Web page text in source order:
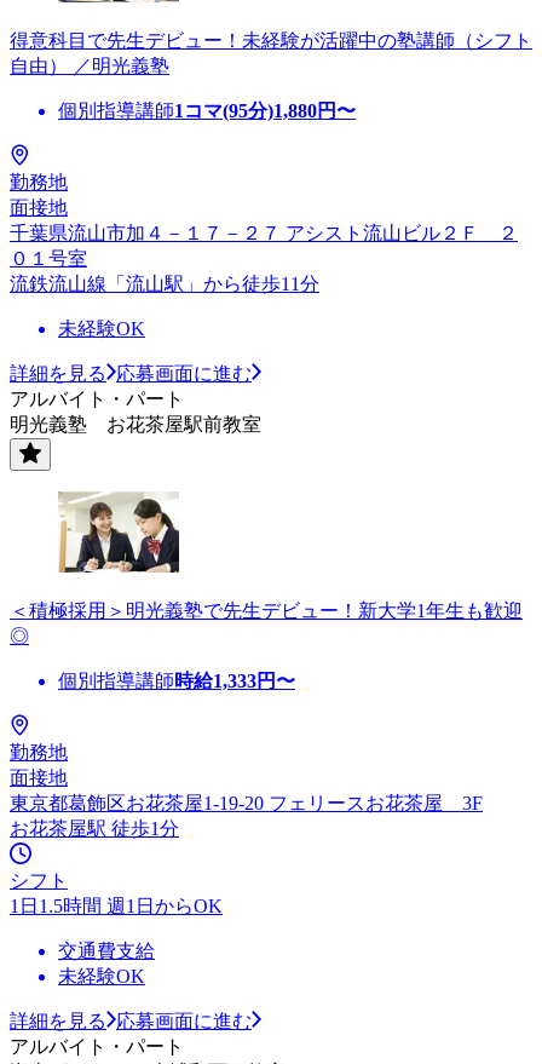
得意科目で先生デビュー！未経験が活躍中の塾講師（シフト
自由） ／明光義塾
個別指導講師1コマ(95分)1,880円〜
勤務地
面接地
千葉県流山市加４－１７－２７ アシスト流山ビル２Ｆ ２
０１号室
流鉄流山線「流山駅」から徒歩11分
未経験OK
詳細を見る
応募画面に進む
アルバイト・パート
明光義塾 お花茶屋駅前教室
＜積極採用＞明光義塾で先生デビュー！新大学1年生も歓迎
◎
個別指導講師時給1,333円〜
勤務地
面接地
東京都葛飾区お花茶屋1-19-20 フェリースお花茶屋 3F
お花茶屋駅 徒歩1分
シフト
1日1.5時間 週1日からOK
交通費支給
未経験OK
詳細を見る
応募画面に進む
アルバイト・パート